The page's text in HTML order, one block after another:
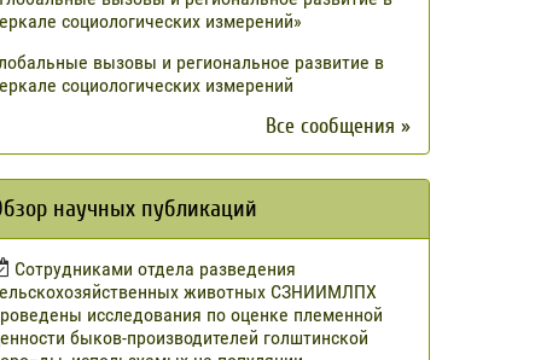
социологических измерений»
вызовы и региональное развитие в
социологических измерений
Все сообщения »
научных публикаций
Сотрудниками отдела разведения
животных СЗНИИМЛПХ
исследования по оценке племенной
быков-производителей голштинской